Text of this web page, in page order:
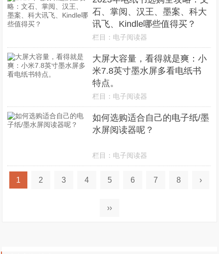
石、掌阅、汉王、墨案、科大
讯飞、Kindle哪些值得买？
栏目： 电子阅读器
大屏大容量，看得就是爽：小
米7.8英寸墨水屏多看电纸书
特点。
栏目： 电子阅读器
如何选购适合自己的电子纸/墨
水屏阅读器呢？
栏目： 电子阅读器
1 2 3 4 5 6 7 8 ›
››